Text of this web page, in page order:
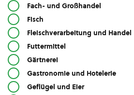
Fach- und Großhandel
Fisch
Fleischverarbeitung und Handel
Futtermittel
Gärtnerei
Gastronomie und Hotelerie
Geflügel und Eier